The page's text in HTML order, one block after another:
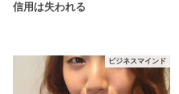
信用は失われる
ビジネスマインド